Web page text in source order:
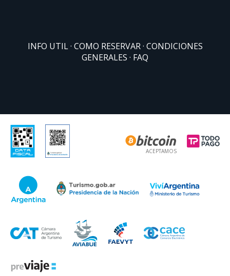
INFO UTIL COMO RESERVAR CONDICIONES
GENERALES FAQ
ACEPTAMOS